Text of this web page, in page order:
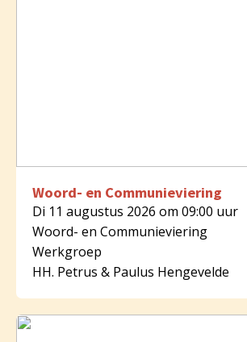
Woord- en Communieviering
Di 11 augustus 2026 om 09:00 uur
Woord- en Communieviering
Werkgroep
HH. Petrus & Paulus Hengevelde